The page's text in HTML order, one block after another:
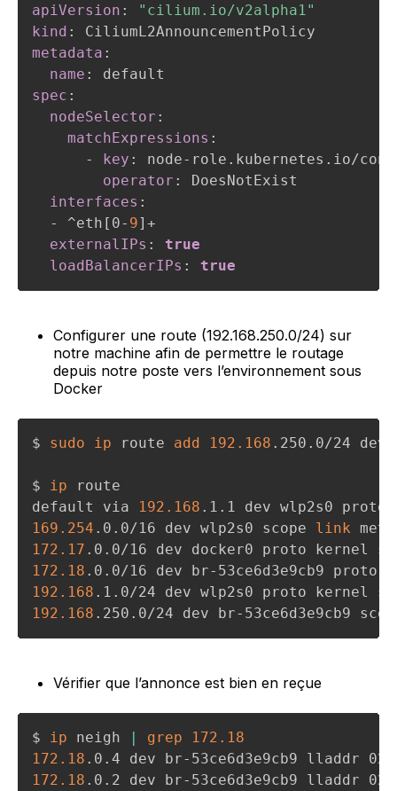
apiVersion :
"cilium.io/v2alpha1"
kind :
metadata :
name :
spec :
nodeSelector :
matchExpressions :
-
key : node- role.kubernetes.io/
operator :
DoesNotExist
interfaces :
-
^eth [ 0- 9] +
externalIPs :
true
loadBalancerIPs : true
Configurer une route (192.168.250.0/24) sur
notre machine afin de permettre le routage
depuis notre poste vers l’environnement sous
Docker
$ sudo ip route add 192.168 .250.0/24 dev
$ ip route
default via
192.168 .1.1 dev wlp2s0
169.254 .0.0/16 dev wlp2s0 scope link
172.17 .0.0/16 dev docker0 proto kernel
172.18 .0.0/16 dev br-53ce6d3e9cb9 proto
192.168 .1.0/24 dev wlp2s0 proto kernel
192.168 .250.0/24 dev br-53ce6d3e9cb9
Vérifier que l’annonce est bien en reçue
$ ip neigh | grep
172.18
172.18
172.18